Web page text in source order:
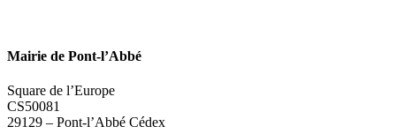
Mairie de Pont-l’Abbé
Square de l’Europe
CS50081
29129 – Pont-l’Abbé Cédex